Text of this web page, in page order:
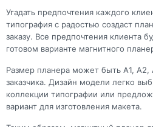
Угадать предпочтения каждого
типография с радостью создаст
заказу. Все предпочтения клиента
готовом варианте магнитного
Размер планера может быть А1,
заказчика. Дизайн модели легко
коллекции типографии или
вариант для изготовления макета.